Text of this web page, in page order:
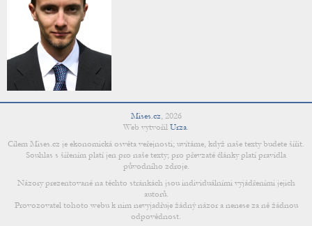
Mises.cz, 2026
Web vytvořil Urza.
Cílem Mises.cz je ekonomická osvěta veřejnosti; uvítáme, když naše texty budete šířit.
Souhlas s šířením platí jen pro naše texty; pro převzaté články platí pravidla
původního zdroje.
Názory prezentované na těchto stránkách jsou individuálními vyjádřeními jejich
autorů.
Provozovatel tohoto webu k nim nevyjadřuje žádný názor a nenese za ně žádnou
odpovědnost.